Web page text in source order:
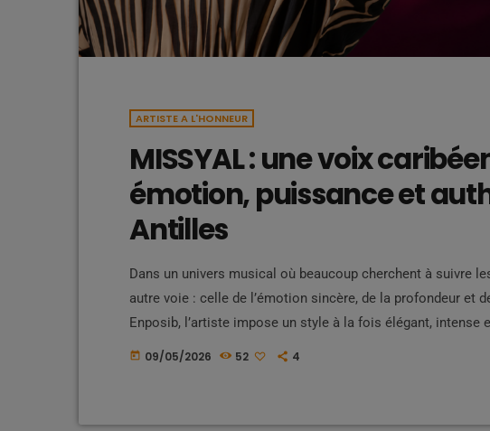
ARTISTE A L'HONNEUR
MISSYAL : une voix
émotion, puissance et
Antilles
Dans un univers musical où beaucoup cherchent à suivre
autre voie : celle de l’émotion sincère, de la profondeur et
Enposib, l’artiste impose un style à la fois élégant, intense
sensibilité caribéenne. Une artiste à la présence
today 09/05/2026 52 4